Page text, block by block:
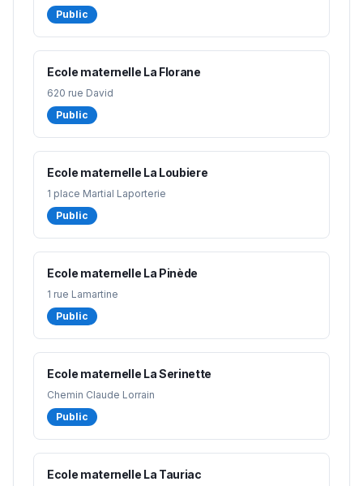
Public
Ecole maternelle La Florane
620 rue David
Public
Ecole maternelle La Loubiere
1 place Martial Laporterie
Public
Ecole maternelle La Pinède
1 rue Lamartine
Public
Ecole maternelle La Serinette
Chemin Claude Lorrain
Public
Ecole maternelle La Tauriac